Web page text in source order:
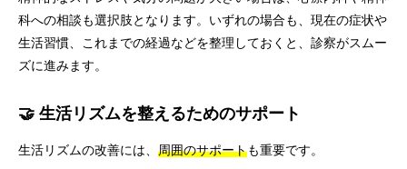
科への相談も選択肢となります。いずれの場合も、現在の症状や
生活習慣、これまでの経過などを整理しておくと、診察がスムー
ズに進みます。
🤝 生活リズムを整えるためのサポート
生活リズムの改善には、 周囲のサポートも重要です。